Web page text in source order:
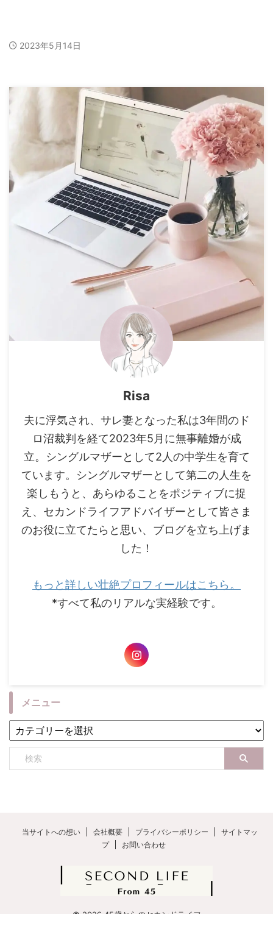
2023年5月14日
Risa
夫に浮気され、サレ妻となった私は3年間のド
ロ沼裁判を経て2023年5月に無事離婚が成
立。シングルマザーとして2人の中学生を育て
ています。シングルマザーとして第二の人生を
楽しもうと、あらゆることをポジティブに捉
え、セカンドライフアドバイザーとして皆さま
のお役に立てたらと思い、ブログを立ち上げま
した！
もっと詳しい壮絶プロフィールはこちら。
*すべて私のリアルな実経験です。
メニュー
当サイトへの想い 会社概要 プライバシーポリシー
サイトマッ
プ
お問い合わせ
© 2026 45歳からのセカンドライフ